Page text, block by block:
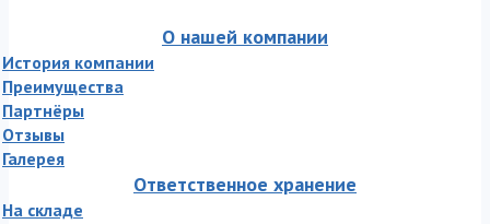
О нашей компании
История компании
Преимущества
Партнёры
Отзывы
Галерея
Ответственное хранение
На складе